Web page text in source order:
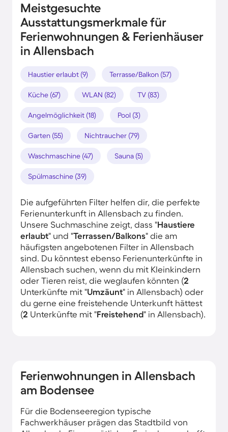
Meistgesuchte
Ausstattungsmerkmale für
Ferienwohnungen & Ferienhäuser
in Allensbach
Haustier erlaubt (9) Terrasse/Balkon (57)
Küche (67) WLAN (82) TV (83)
Angelmöglichkeit (18) Pool (3)
Garten (55) Nichtraucher (79)
Waschmaschine (47) Sauna (5)
Spülmaschine (39)
Die aufgeführten Filter helfen dir, die perfekte
Ferienunterkunft in Allensbach zu finden.
Unsere Suchmaschine zeigt, dass "Haustiere
erlaubt" und "Terrassen/Balkons" die am
häufigsten angebotenen Filter in Allensbach
sind. Du könntest ebenso Ferienunterkünfte in
Allensbach suchen, wenn du mit Kleinkindern
oder Tieren reist, die weglaufen könnten (2
Unterkünfte mit "Umzäunt" in Allensbach) oder
du gerne eine freistehende Unterkunft hättest
(2 Unterkünfte mit "Freistehend" in Allensbach).
Ferienwohnungen in Allensbach
am Bodensee
Für die Bodenseeregion typische
Fachwerkhäuser prägen das Stadtbild von